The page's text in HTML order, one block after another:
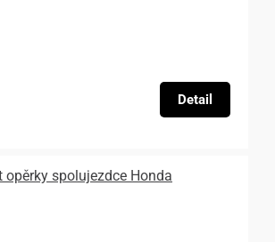
Detail
opěrky spolujezdce Honda